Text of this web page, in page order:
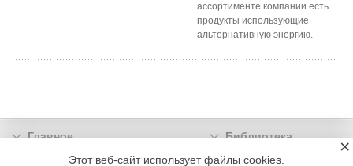
ассортименте компании есть
продукты использующие
альтернативную энергию.
Главное
Библиотека
Подписка
Реклама
Этот веб-сайт использует файлы cookies.
×